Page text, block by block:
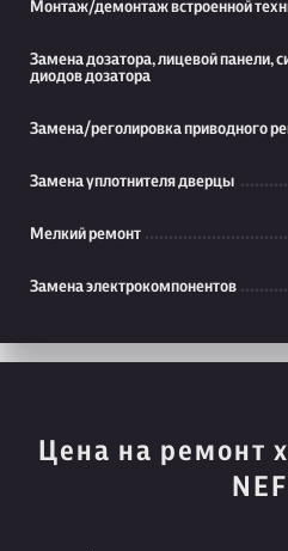
Монтаж/демонтаж встроенной
Замена дозатора, лицевой панели,
диодов дозатора
Замена/реголировка приводного
Замена уплотнителя дверцы
Мелкий ремонт
Замена электрокомпонентов
Цена на ремонт